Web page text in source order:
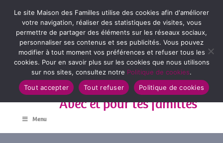
Avec et pour les familles
Menu
Le site Maison des Familles utilise des cookies afin d'améliorer
votre navigation, réaliser des statistiques de visites, vous
permettre de partager des éléments sur les réseaux sociaux,
personnaliser ses contenus et ses publicités. Vous pouvez
modifier à tout moment vos préférences et refuser tous les
cookies. Pour en savoir plus sur les cookies que nous utilisons
sur nos sites, consultez notre Politique de cookies.
Tout accepter
Tout refuser Politique de cookies